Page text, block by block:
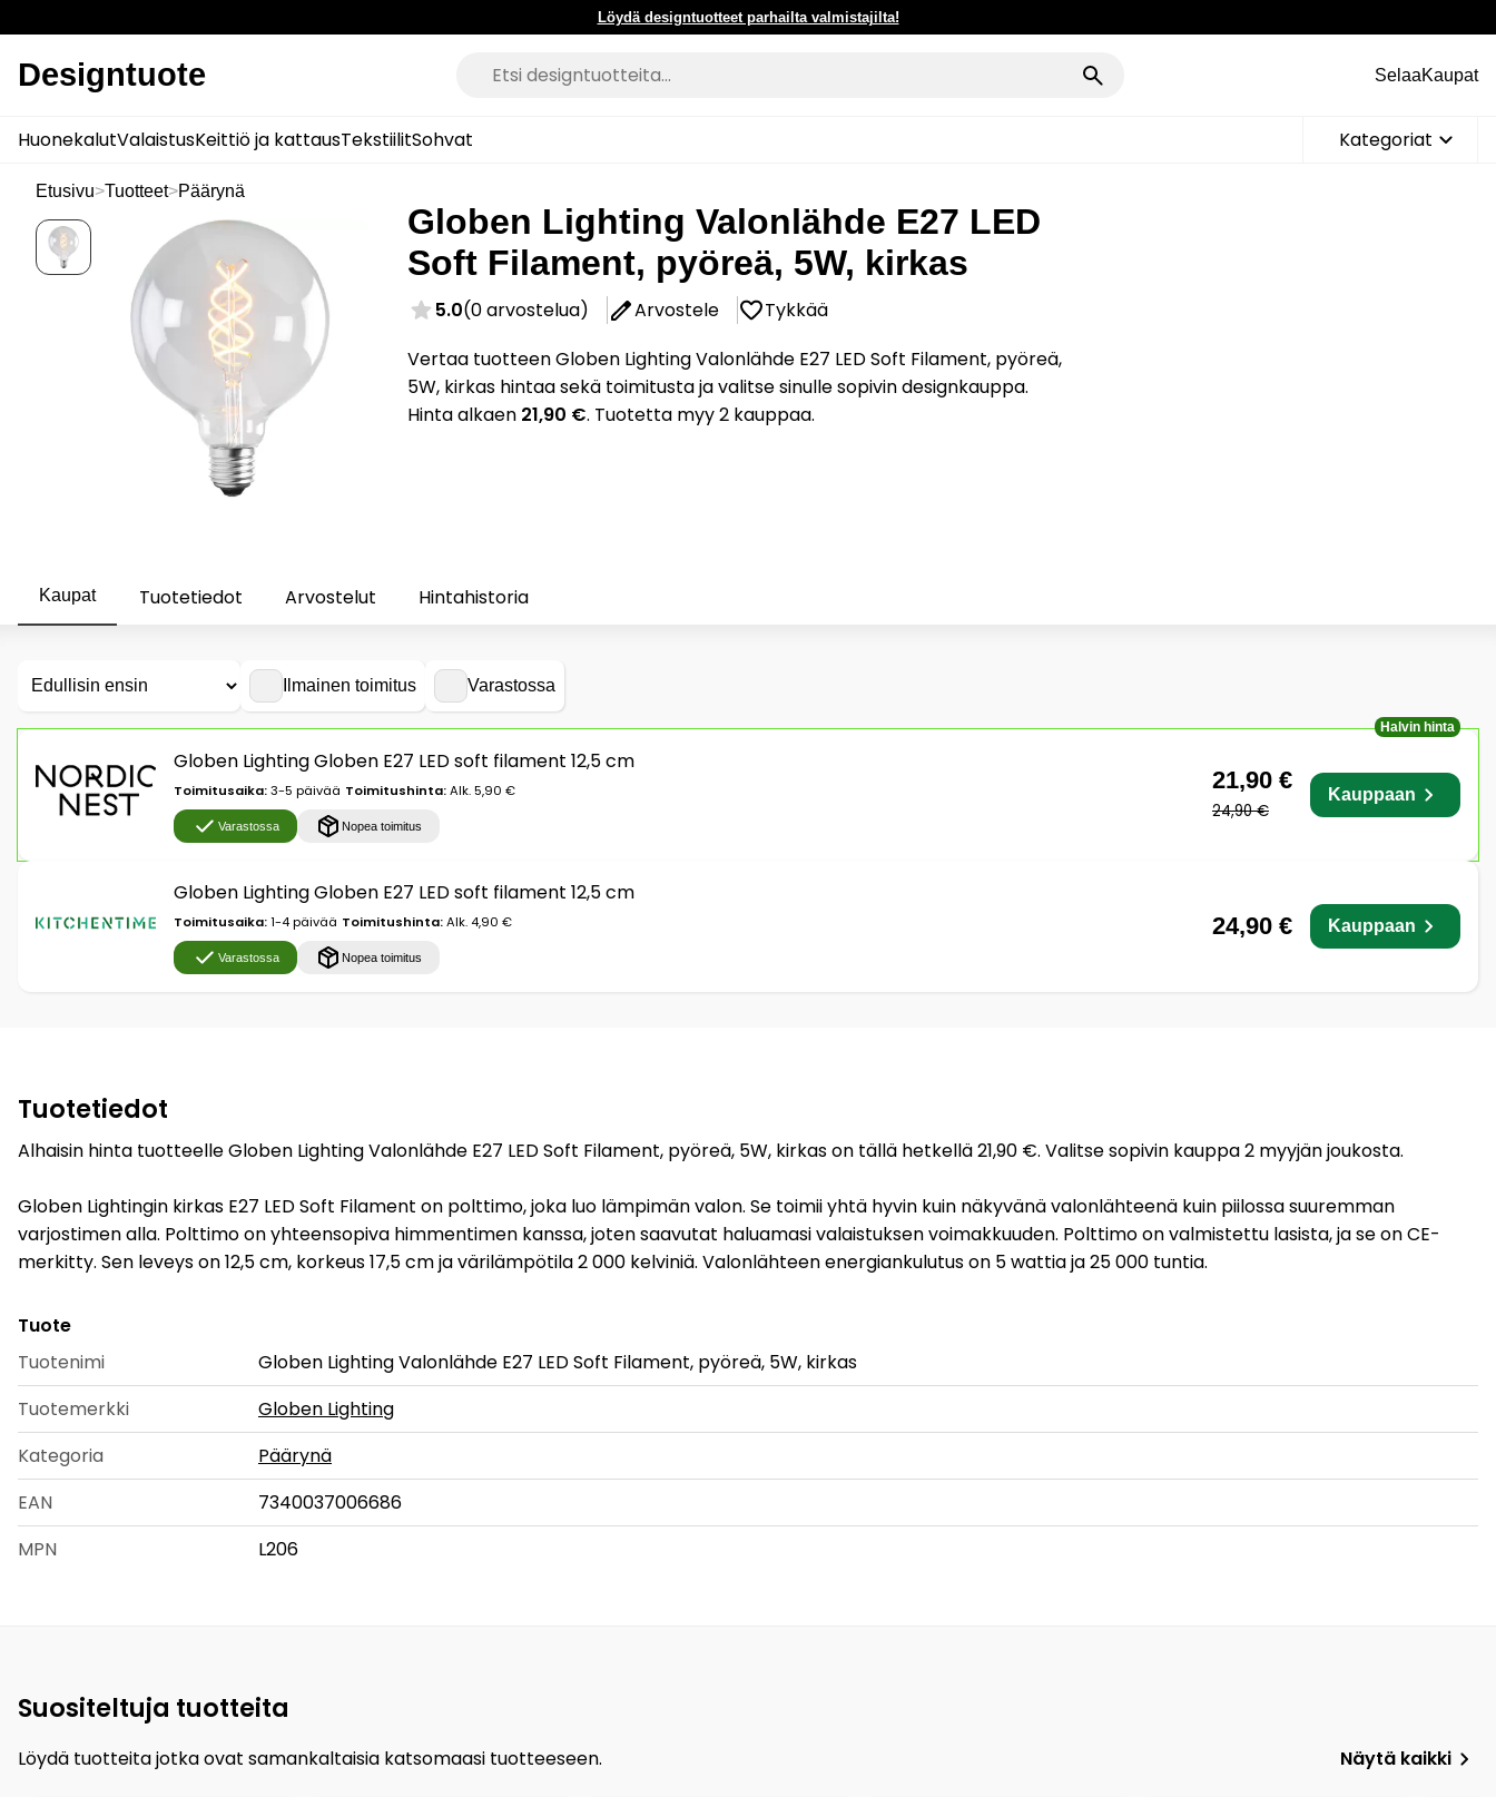
Löydä designtuotteet parhailta valmistajilta!
Designtuote SelaaKaupat
HuonekalutValaistusKeittiö ja kattausTekstiilitSohvat Kategoriat
Etusivu>Tuotteet>Päärynä
Globen Lighting Valonlähde E27 LED
Soft Filament, pyöreä, 5W, kirkas
5.0(0 arvostelua) Arvostele
Tykkää
Vertaa tuotteen Globen Lighting Valonlähde E27 LED Soft Filament, pyöreä,
5W, kirkas hintaa sekä toimitusta ja valitse sinulle sopivin designkauppa.
Hinta alkaen 21,90 €. Tuotetta myy 2 kauppaa.
Kaupat Tuotetiedot Arvostelut Hintahistoria
Ilmainen toimitus Varastossa
Halvin hinta
Globen Lighting Globen E27 LED soft filament 12,5 cm
Toimitusaika:3-5 päivää Toimitushinta:Alk. 5,90 €
Varastossa Nopea toimitus
21,90 €
24,90 €
Kauppaan
Globen Lighting Globen E27 LED soft filament 12,5 cm
Toimitusaika:1-4 päivää Toimitushinta:Alk. 4,90 €
Varastossa Nopea toimitus
24,90 € Kauppaan
Tuotetiedot
Alhaisin hinta tuotteelle Globen Lighting Valonlähde E27 LED Soft Filament, pyöreä, 5W, kirkas on tällä hetkellä 21,90 €. Valitse sopivin kauppa 2 myyjän joukosta.
Globen Lightingin kirkas E27 LED Soft Filament on polttimo, joka luo lämpimän valon. Se toimii yhtä hyvin kuin näkyvänä valonlähteenä kuin piilossa suuremman
varjostimen alla. Polttimo on yhteensopiva himmentimen kanssa, joten saavutat haluamasi valaistuksen voimakkuuden. Polttimo on valmistettu lasista, ja se on CE-
merkitty. Sen leveys on 12,5 cm, korkeus 17,5 cm ja värilämpötila 2 000 kelviniä. Valonlähteen energiankulutus on 5 wattia ja 25 000 tuntia.
Tuote
Tuotenimi
Globen Lighting Valonlähde E27 LED Soft Filament, pyöreä, 5W, kirkas
Tuotemerkki
Globen Lighting
Kategoria
Päärynä
EAN
7340037006686
MPN
L206
Suositeltuja tuotteita
Löydä tuotteita jotka ovat samankaltaisia katsomaasi tuotteeseen. Näytä kaikki